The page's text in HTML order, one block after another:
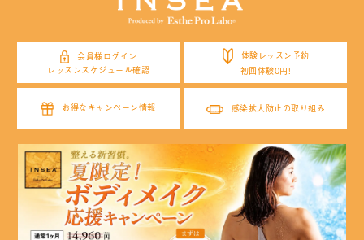
会員様ログイン
レッスンスケジュール確認
体験レッスン予約
初回体験0円!
お得なキャンペーン情報 感染拡大防止の取り組み